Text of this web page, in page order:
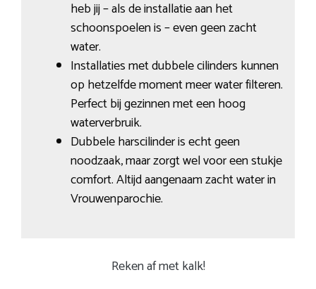
heb jij – als de installatie aan het
schoonspoelen is – even geen zacht
water.
Installaties met dubbele cilinders kunnen
op hetzelfde moment meer water filteren.
Perfect bij gezinnen met een hoog
waterverbruik.
Dubbele harscilinder is echt geen
noodzaak, maar zorgt wel voor een stukje
comfort. Altijd aangenaam zacht water in
Vrouwenparochie.
Reken af met kalk!